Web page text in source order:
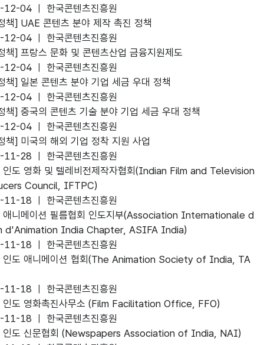
04 ㅣ 한국콘텐츠진흥원
책] UAE 콘텐츠 분야 제작 촉진 정책
04 ㅣ 한국콘텐츠진흥원
책] 프랑스 문화 및 콘텐츠산업 금융지원제도
04 ㅣ 한국콘텐츠진흥원
책] 일본 콘텐츠 분야 기업 세금 우대 정책
04 ㅣ 한국콘텐츠진흥원
책] 중국의 콘텐츠 기술 분야 기업 세금 우대 정책
04 ㅣ 한국콘텐츠진흥원
책] 미국의 해외 기업 정착 지원 사업
28 ㅣ 한국콘텐츠진흥원
인도 영화 및 텔레비전제작자협회(Indian Film and Television
Council, IFTPC)
18 ㅣ 한국콘텐츠진흥원
애니메이션 필름협회 인도지부(Association Internationale d
d'Animation India Chapter, ASIFA India)
18 ㅣ 한국콘텐츠진흥원
인도 애니메이션 협회(The Animation Society of India, TA
18 ㅣ 한국콘텐츠진흥원
인도 영화촉진사무소 (Film Facilitation Office, FFO)
18 ㅣ 한국콘텐츠진흥원
인도 신문협회 (Newspapers Association of India, NAI)